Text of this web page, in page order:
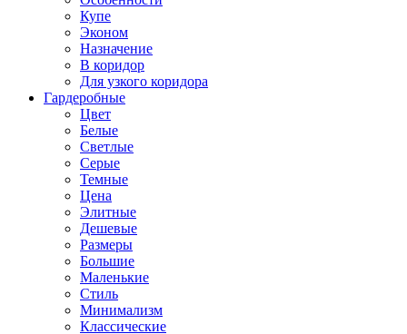
Купе
Эконом
Назначение
В коридор
Для узкого коридора
Гардеробные
Цвет
Белые
Светлые
Серые
Темные
Цена
Элитные
Дешевые
Размеры
Большие
Маленькие
Стиль
Минимализм
Классические